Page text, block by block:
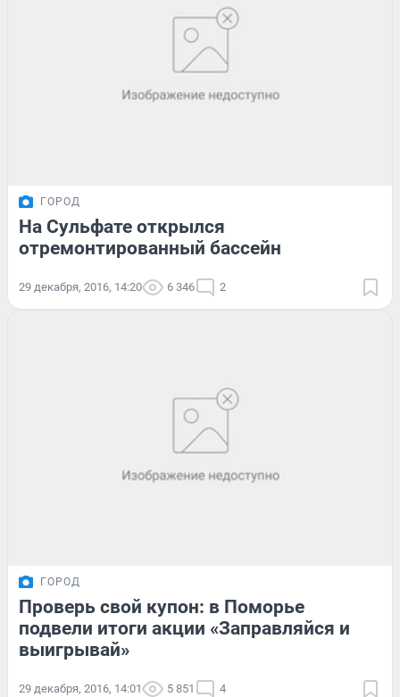
ГОРОД
На Сульфате открылся
отремонтированный бассейн
29 декабря, 2016, 14:20 6 346 2
ГОРОД
Проверь свой купон: в Поморье
подвели итоги акции «Заправляйся и
выигрывай»
29 декабря, 2016, 14:01 5 851 4